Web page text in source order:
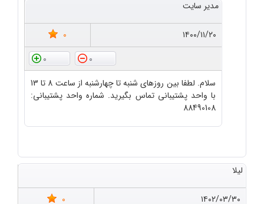
مدیر سایت
۱۴۰۰/۱۱/۲۰
0
0
0
سلام. لطفا بین روزهای شنبه تا چهارشنبه از ساعت 8 تا 13
با واحد پشتیبانی تماس بگیرید. شماره واحد پشتیبانی:
88490108
لیلا
۱۴۰۲/۰۳/۳۰
0